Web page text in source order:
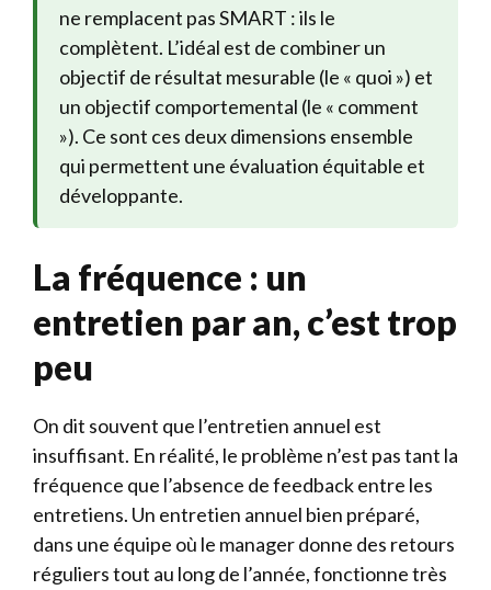
ne remplacent pas SMART : ils le
complètent. L’idéal est de combiner un
objectif de résultat mesurable (le « quoi ») et
un objectif comportemental (le « comment
»). Ce sont ces deux dimensions ensemble
qui permettent une évaluation équitable et
développante.
La fréquence : un
entretien par an, c’est trop
peu
On dit souvent que l’entretien annuel est
insuffisant. En réalité, le problème n’est pas tant la
fréquence que l’absence de feedback entre les
entretiens. Un entretien annuel bien préparé,
dans une équipe où le manager donne des retours
réguliers tout au long de l’année, fonctionne très